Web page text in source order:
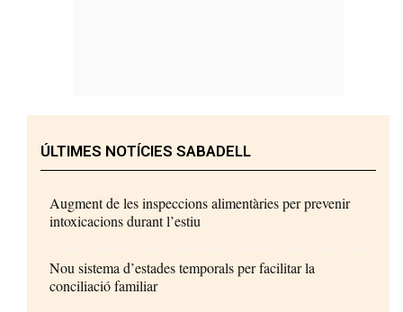
ÚLTIMES NOTÍCIES SABADELL
Augment de les inspeccions alimentàries per prevenir
intoxicacions durant l’estiu
Nou sistema d’estades temporals per facilitar la
conciliació familiar